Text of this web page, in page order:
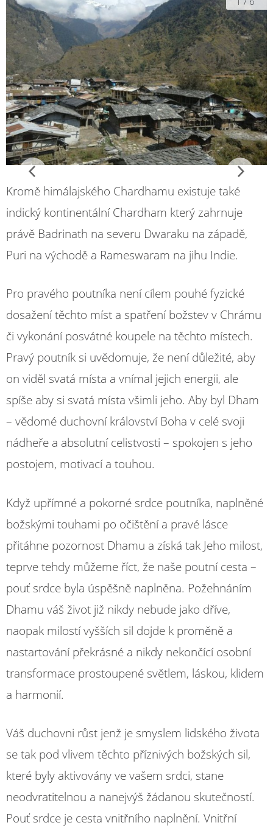
Kromě himálajského Chardhamu existuje také
indický kontinentální Chardham který zahrnuje
právě Badrinath na severu Dwaraku na západě,
Puri na východě a Rameswaram na jihu Indie.
Pro pravého poutníka není cílem pouhé fyzické
dosažení těchto míst a spatření božstev v Chrámu
či vykonání posvátné koupele na těchto místech.
Pravý poutník si uvědomuje, že není důležité, aby
on viděl svatá místa a vnímal jejich energii, ale
spíše aby si svatá místa všimli jeho. Aby byl Dham
– vědomé duchovní království Boha v celé svoji
nádheře a absolutní celistvosti – spokojen s jeho
postojem, motivací a touhou.
Když upřímné a pokorné srdce poutníka, naplněné
božskými touhami po očištění a pravé lásce
přitáhne pozornost Dhamu a získá tak Jeho milost,
teprve tehdy můžeme říct, že naše poutní cesta –
pouť srdce byla úspěšně naplněna. Požehnáním
Dhamu váš život již nikdy nebude jako dříve,
naopak milostí vyšších sil dojde k proměně a
nastartování překrásné a nikdy nekončící osobní
transformace prostoupené světlem, láskou, klidem
a harmonií.
Váš duchovni růst jenž je smyslem lidského života
se tak pod vlivem těchto příznivých božských sil,
které byly aktivovány ve vašem srdci, stane
neodvratitelnou a nanejvýš žádanou skutečností.
Pouť srdce je cesta vnitřního naplnění. Vnitřní